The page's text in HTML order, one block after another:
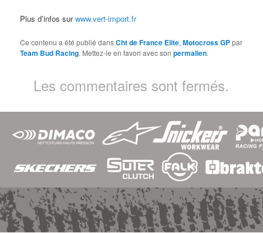
Plus d’infos surwww.vert-import.fr
Ce contenu a été publié dansCht de France Elite,Motocross GPpar
Team Bud Racing. Mettez-le en favori avec sonpermalien.
Les commentaires sont fermés.